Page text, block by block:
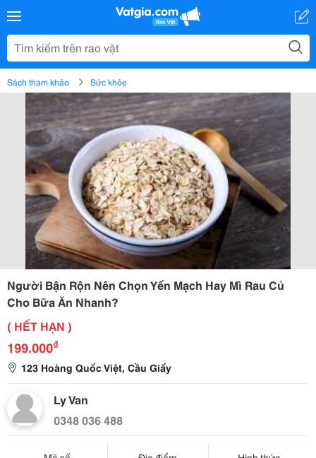
Sách tham khảo Sức khỏe
Người Bận Rộn Nên Chọn Yến Mạch Hay Mì Rau Củ
Cho Bữa Ăn Nhanh?
( HẾT HẠN )
199.000₫
123 Hoàng Quốc Việt, Cầu Giấy
Ly Van
0348 036 488